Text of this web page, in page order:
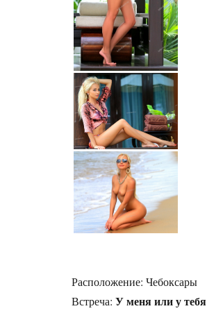
Расположение: Чебоксары
Встреча: У меня или у тебя